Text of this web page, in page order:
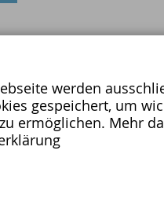
Bühlertann
Telefon:
werden
gespeichert, um
ermöglichen. Mehr